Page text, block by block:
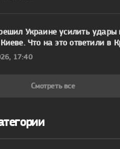
Украине усилить удары
Что на это ответили в
17:40
Смотреть все